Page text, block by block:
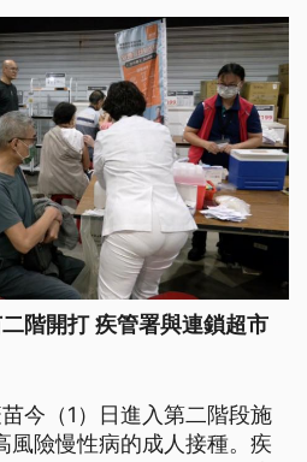
階開打 疾管署與連鎖超市
今（1）日進入第二階段施
險慢性病的成人接種。疾